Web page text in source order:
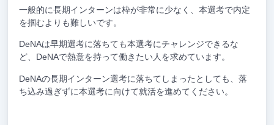
一般的に長期インターンは枠が非常に少なく、本選考で内定
を掴むよりも難しいです。
DeNAは早期選考に落ちても本選考にチャレンジできるな
ど、DeNAで熱意を持って働きたい人を求めています。
DeNAの長期インターン選考に落ちてしまったとしても、落
ち込み過ぎずに本選考に向けて就活を進めてください。